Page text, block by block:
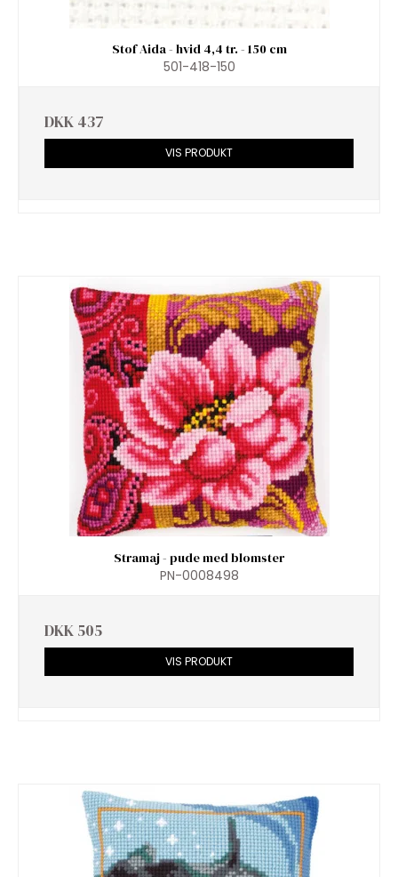
Stof Aida - hvid 4,4 tr. - 150 cm
501-418-150
DKK 437
VIS PRODUKT
Stramaj - pude med blomster
PN-0008498
DKK 505
VIS PRODUKT